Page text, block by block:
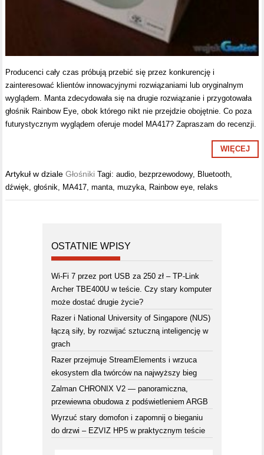
Producenci cały czas próbują przebić się przez konkurencję i
zainteresować klientów innowacyjnymi rozwiązaniami lub oryginalnym
wyglądem. Manta zdecydowała się na drugie rozwiązanie i przygotowała
głośnik Rainbow Eye, obok którego nikt nie przejdzie obojętnie. Co poza
futurystycznym wyglądem oferuje model MA417? Zapraszam do recenzji.
WIĘCEJ
Artykuł w dzialeGłośniki Tagi:audio bezprzewodowy, Bluetooth
dźwięk ,głośnik MA417 ,manta ,muzyka Rainbow eye ,relaks
OSTATNIE WPISY
Wi-Fi 7 przez port USB za 250 zł – TP-Link
Archer TBE400U w teście. Czy stary komputer
może dostać drugie życie?
Razer i National University of Singapore (NUS)
łączą siły, by rozwijać sztuczną inteligencję w
grach
Razer przejmuje StreamElements i wrzuca
ekosystem dla twórców na najwyższy bieg
Zalman CHRONIX V2 — panoramiczna,
przewiewna obudowa z podświetleniem ARGB
Wyrzuć stary domofon i zapomnij o bieganiu
do drzwi – EZVIZ HP5 w praktycznym teście